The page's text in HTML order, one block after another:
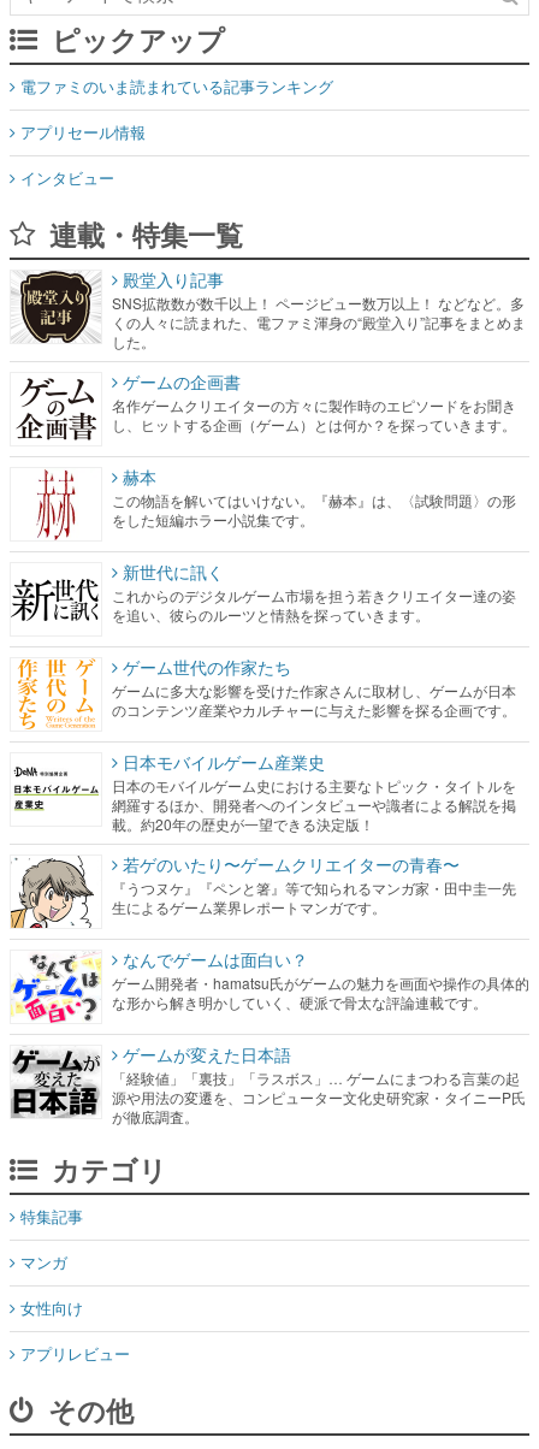
ピックアップ
電ファミのいま読まれている記事ランキング
アプリセール情報
インタビュー
連載・特集一覧
殿堂入り記事
SNS拡散数が数千以上！ ページビュー数万以上！ などなど。多
くの人々に読まれた、電ファミ渾身の“殿堂入り”記事をまとめま
した。
ゲームの企画書
名作ゲームクリエイターの方々に製作時のエピソードをお聞き
し、ヒットする企画（ゲーム）とは何か？を探っていきます。
赫本
この物語を解いてはいけない。『赫本』は、〈試験問題〉の形
をした短編ホラー小説集です。
新世代に訊く
これからのデジタルゲーム市場を担う若きクリエイター達の姿
を追い、彼らのルーツと情熱を探っていきます。
ゲーム世代の作家たち
ゲームに多大な影響を受けた作家さんに取材し、ゲームが日本
のコンテンツ産業やカルチャーに与えた影響を探る企画です。
日本モバイルゲーム産業史
日本のモバイルゲーム史における主要なトピック・タイトルを
網羅するほか、開発者へのインタビューや識者による解説を掲
載。約20年の歴史が一望できる決定版！
若ゲのいたり〜ゲームクリエイターの青春〜
『うつヌケ』『ペンと箸』等で知られるマンガ家・田中圭一先
生によるゲーム業界レポートマンガです。
なんでゲームは面白い？
ゲーム開発者・hamatsu氏がゲームの魅力を画面や操作の具体的
な形から解き明かしていく、硬派で骨太な評論連載です。
ゲームが変えた日本語
「経験値」「裏技」「ラスボス」… ゲームにまつわる言葉の起
源や用法の変遷を、コンピューター文化史研究家・タイニーP氏
が徹底調査。
カテゴリ
特集記事
マンガ
女性向け
アプリレビュー
その他